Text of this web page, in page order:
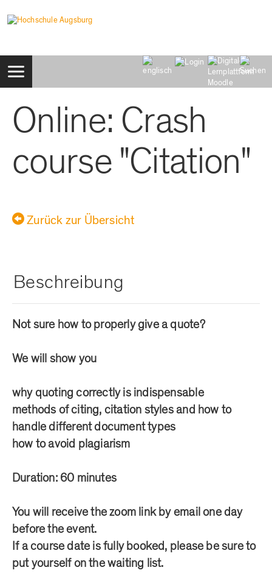
Inhalt
Navigation:
Benutzername: Passwort:
Online: Crash
course "Citation"
Zurück zur Übersicht
Beschreibung
Not sure how to properly give a quote?
We will show you
why quoting correctly is indispensable
methods of citing, citation styles and how to
handle different document types
how to avoid plagiarism
Duration: 60 minutes
You will receive the zoom link by email one day
before the event.
If a course date is fully booked, please be sure to
put yourself on the waiting list.